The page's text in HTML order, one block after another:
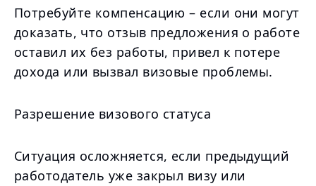
Потребуйте компенсацию – если они могут
доказать, что отзыв предложения о работе
оставил их без работы, привел к потере
дохода или вызвал визовые проблемы.
Разрешение визового статуса
Ситуация осложняется, если предыдущий
работодатель уже закрыл визу или